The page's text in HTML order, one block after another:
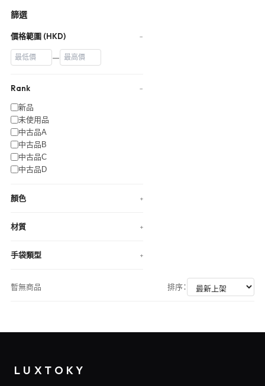
篩選
價格範圍 (HKD) −
—
Rank −
新品
未使用品
中古品A
中古品B
中古品C
中古品D
顏色 +
材質 +
手袋類型 +
暫無商品 排序：
LUXTOKY